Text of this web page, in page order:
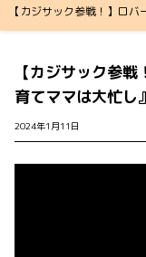
【カジサック参戦！】ロ
【カジサック参
育てママは大忙し』
2024年1月11日